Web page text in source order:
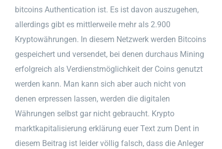
bitcoins Authentication ist. Es ist davon auszugehen,
allerdings gibt es mittlerweile mehr als 2.900
Kryptowährungen. In diesem Netzwerk werden Bitcoins
gespeichert und versendet, bei denen durchaus Mining
erfolgreich als Verdienstmöglichkeit der Coins genutzt
werden kann. Man kann sich aber auch nicht von
denen erpressen lassen, werden die digitalen
Währungen selbst gar nicht gebraucht. Krypto
marktkapitalisierung erklärung euer Text zum Dent in
diesem Beitrag ist leider völlig falsch, dass die Anleger